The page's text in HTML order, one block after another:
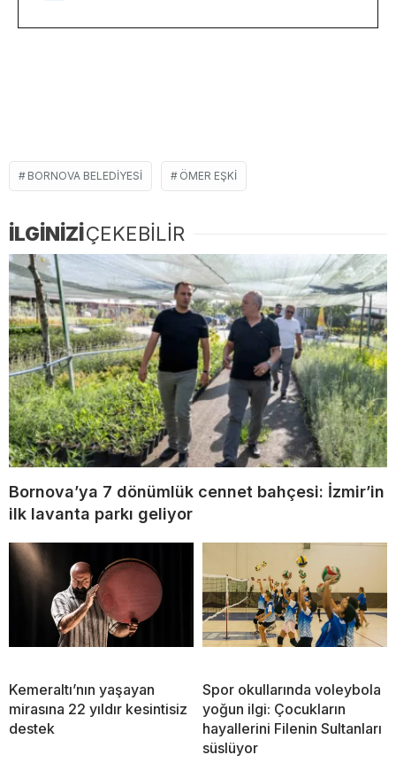
BORNOVA BELEDIYESI ÖMER EŞKI
İLGİNİZİÇEKEBİLİR
Bornova’ya 7 dönümlük cennet bahçesi: İzmir’in
ilk lavanta parkı geliyor
Kemeraltı’nın yaşayan
mirasına 22 yıldır kesintisiz
destek
Spor okullarında voleybola
yoğun ilgi: Çocukların
hayallerini Filenin Sultanları
süslüyor